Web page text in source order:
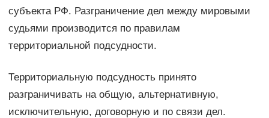
субъекта РФ. Разграничение дел между мировыми
судьями производится по правилам
территориальной подсудности.
Территориальную подсудность принято
разграничивать на общую, альтернативную,
исключительную, договорную и по связи дел.